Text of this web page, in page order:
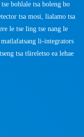
bohlale tsa boleng bo
tsa mosi, lialamo tsa
le tse ling tse nang le
li-integrators
tsa tšireletso ea lehae